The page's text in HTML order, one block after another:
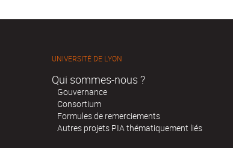
UNIVERSITÉ DE LYON
Qui sommes-nous ?
Gouvernance
Consortium
Formules de remerciements
Autres projets PIA thématiquement liés